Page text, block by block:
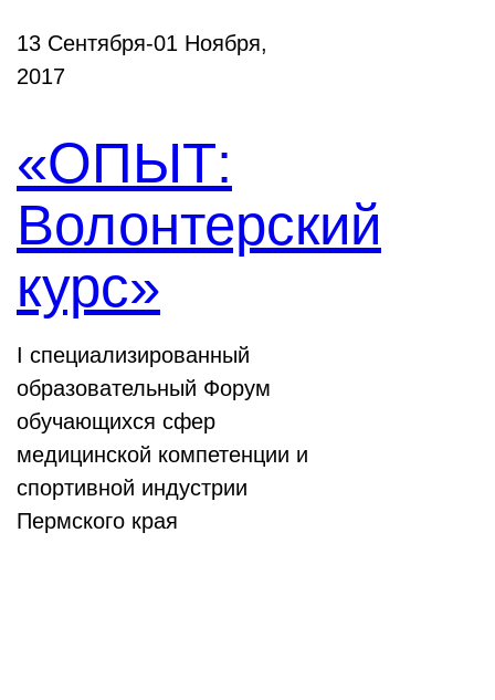
13 Сентября-01 Ноября,
2017
«ОПЫТ:
Волонтерский
курс»
I специализированный
образовательный Форум
обучающихся сфер
медицинской компетенции и
спортивной индустрии
Пермского края